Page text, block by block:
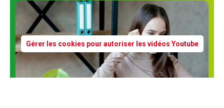
Gérer les cookies pour autoriser les vidéos Youtube